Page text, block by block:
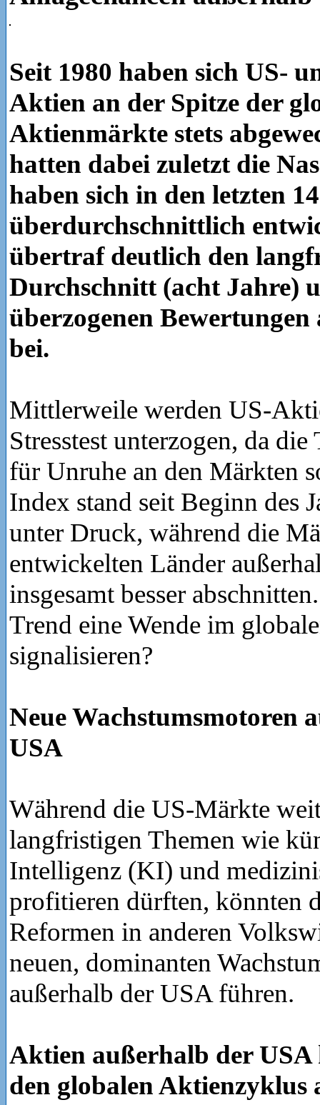
Seit 1980 haben sich US-
Aktien an der Spitze der
Aktienmärkte stets
hatten dabei zuletzt die
haben sich in den letzten
überdurchschnittlich
übertraf deutlich den
Durchschnitt (acht Jahre)
überzogenen
bei.
Mittlerweile werden US-
Stresstest unterzogen, da
für Unruhe an den Märkten
Index stand seit Beginn des
unter Druck, während die
entwickelten Länder
insgesamt besser
Trend eine Wende im
signalisieren?
Neue Wachstumsmotoren
USA
Während die US-Märkte
langfristigen Themen wie
Intelligenz (KI) und
profitieren dürften, könnten
Reformen in anderen
neuen, dominanten
außerhalb der USA führen.
Aktien außerhalb der
den globalen Aktienzyklus